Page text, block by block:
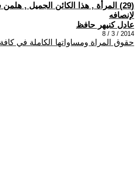
(29) المرأة , هذا الكائن الجميل ,
لإنصافه
عادل كنيهر حافظ
2014 / 3 / 8
حقوق المراة ومساواتها الكاملة في